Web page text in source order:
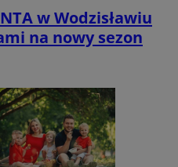
w Wodzisławiu
na nowy sezon